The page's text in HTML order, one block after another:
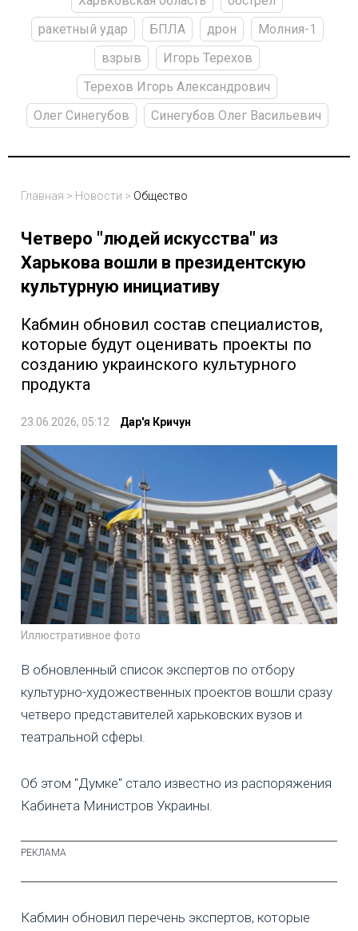
ракетный удар
БПЛА дрон
Молния-1
взрыв
Игорь Терехов
Терехов Игорь Александрович
Олег Синегубов
Синегубов Олег Васильевич
Главная > Новости > Общество
Четверо "людей искусства" из
Харькова вошли в президентскую
культурную инициативу
Кабмин обновил состав специалистов,
которые будут оценивать проекты по
созданию украинского культурного
продукта
23.06.2026, 05:12 Дар'я Кричун
Иллюстративное фото
В обновленный список экспертов по отбору
культурно-художественных проектов вошли сразу
четверо представителей харьковских вузов и
театральной сферы.
Об этом "Думке" стало известно из распоряжения
Кабинета Министров Украины.
Кабмин обновил перечень экспертов, которые